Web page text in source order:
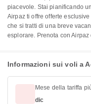
piacevole. Stai pianificando
Airpaz ti offre offerte
che si tratti di una breve
esplorare. Prenota con
Informazioni sui voli a
Mese della tariffa
dic